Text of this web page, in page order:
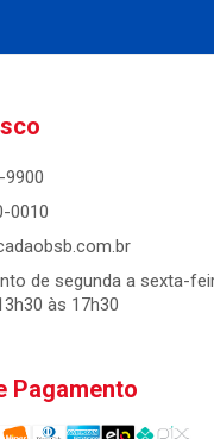
9900
0010
de segunda a sexta-
às 17h30
Pagamento